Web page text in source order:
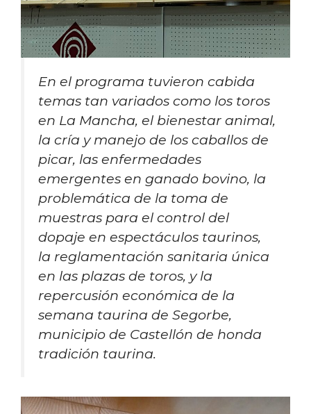
En el programa tuvieron cabida
temas tan variados como los toros
en La Mancha, el bienestar animal,
la cría y manejo de los caballos de
picar, las enfermedades
emergentes en ganado bovino, la
problemática de la toma de
muestras para el control del
dopaje en espectáculos taurinos,
la reglamentación sanitaria única
en las plazas de toros, y la
repercusión económica de la
semana taurina de Segorbe,
municipio de Castellón de honda
tradición taurina.